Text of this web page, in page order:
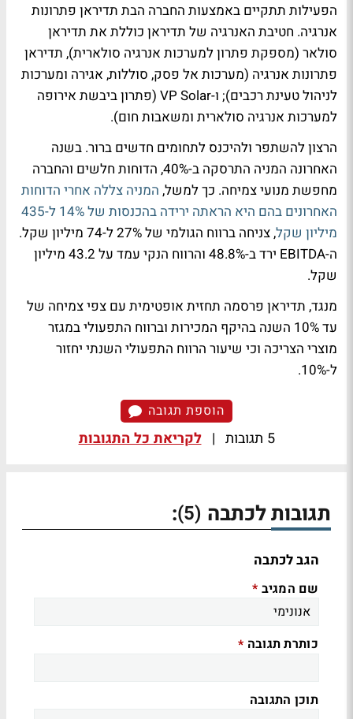
הפעילות תתקיים באמצעות החברה הבת תדיראן פתרונות
אנרגיה. חטיבת האנרגיה של תדיראן כוללת את תדיראן
סולאר (מספקת פתרון למערכות אנרגיה סולארית), תדיראן
פתרונות אנרגיה (מערכות אל פסק, סוללות, אגירה ומערכות
לניהול טעינת רכבים); ו-VP Solar (פתרון ביבשת אירופה
למערכות אנרגיה סולארית ומשאבות חום).
הרצון להשתפר ולהיכנס לתחומים חדשים ברור. בשנה
האחרונה המניה התרסקה ב-40%, הדוחות חלשים והחברה
מחפשת מנועי צמיחה. כך למשל, המניה צללה אחרי הדוחות
האחרונים בהם היא הראתה ירידה בהכנסות של 14% ל-435
מיליון שקל
, צניחה ברווח הגולמי של 27% ל-74 מיליון שקל.
ה-EBITDA ירד ב-48.8% והרווח הנקי עמד על 43.2 מיליון
שקל.
מנגד, תדיראן פרסמה תחזית אופטימית עם צפי צמיחה של
עד 10% השנה בהיקף המכירות וברווח התפעולי במגזר
מוצרי הצריכה וכי שיעור הרווח התפעולי השנתי יחזור
ל-10%.
הוספת תגובה
5 תגובות | לקריאת כל התגובות
תגובות לכתבה (5)
:
הגב לכתבה
שם המגיב *
כותרת תגובה *
תוכן התגובה